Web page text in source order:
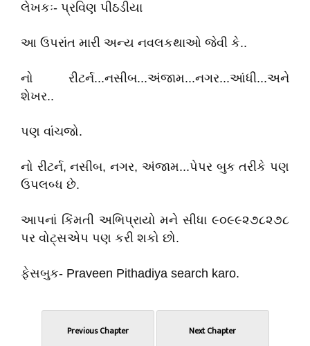
લેખકઃ- પ્રવિણ પીઠડીયા
આ ઉપરાંત મારી અન્ય નવલકથાઓ જેવી કે..
નો રીટર્ન...નસીબ...અંજામ...નગર...આંધી...અને
શેખર..
પણ વાંચજો.
નો રીટર્ન, નસીબ, નગર, અંજામ...પેપર બુક તરીકે પણ
ઉપલબ્ધ છે.
આપનાં કિંમતી અભિપ્રાયો મને સીધા ૯૦૯૯૨૭૮૨૭૮
પર વોટ્સએપ પણ કરી શકો છો.
ફેસબુક- Praveen Pithadiya search karo.
Previous Chapter Next Chapter